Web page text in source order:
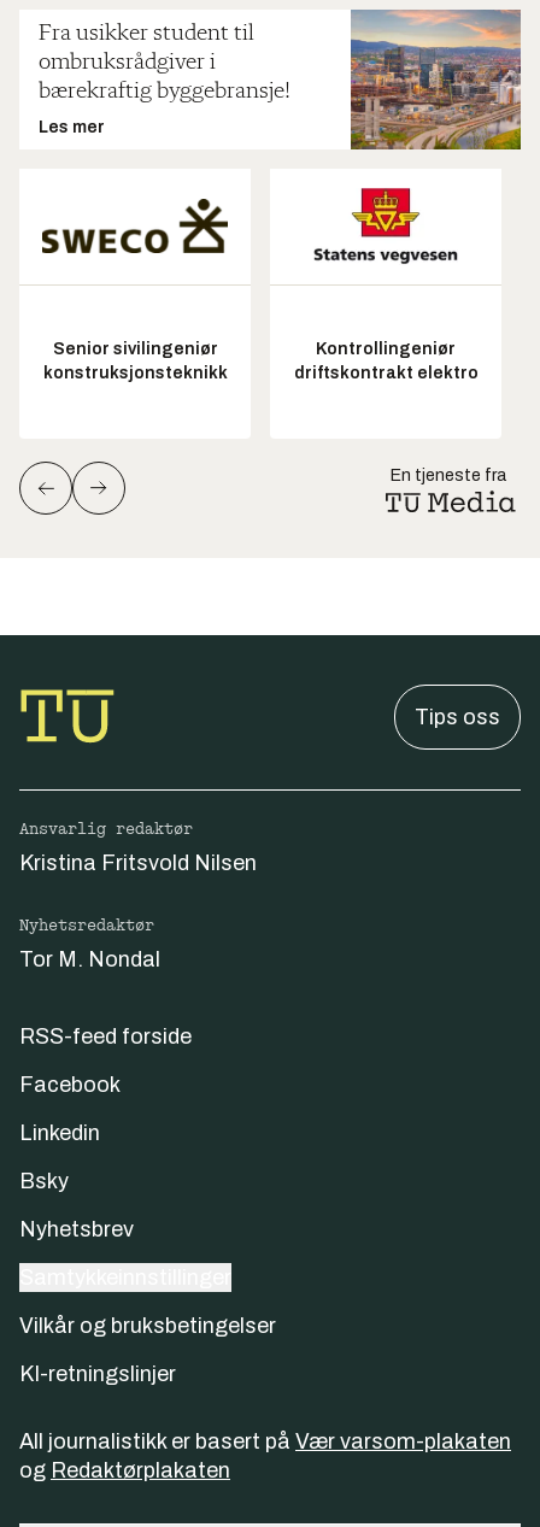
Fra usikker student til
ombruksrådgiver i
bærekraftig byggebransje!
Les mer
Senior sivilingeniør
konstruksjonsteknikk
Kontrollingeniør
driftskontrakt elektro
En tjeneste fra
Tips oss
Ansvarlig redaktør
Kristina Fritsvold Nilsen
Nyhetsredaktør
Tor M. Nondal
RSS-feed forside
Facebook
Linkedin
Bsky
Nyhetsbrev
Vilkår og bruksbetingelser
KI-retningslinjer
All journalistikk er basert på Vær varsom-plakaten
og Redaktørplakaten